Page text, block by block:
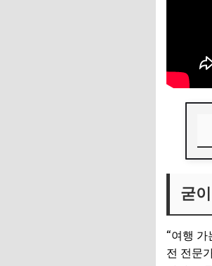
굳
“여행 가
전 전문